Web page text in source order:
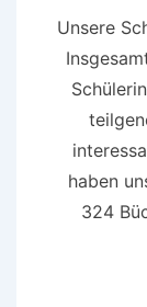
Unsere
haben
324